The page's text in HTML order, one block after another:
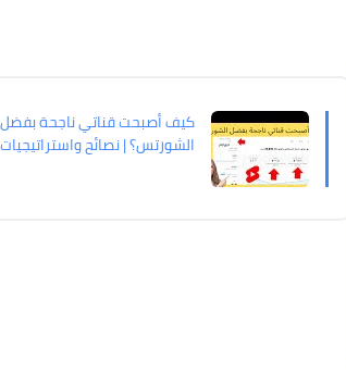
كيف أصبحت قناتي ناجحة بفضل
الشورتس؟ | نصائح واستراتيجيات